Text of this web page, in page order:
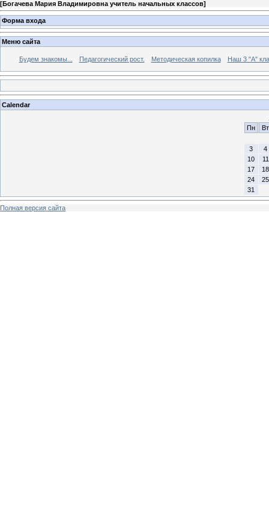
[Богачева Мария Владимировна учитель начальных классов]
Форма входа
Меню сайта
Будем знакомы... Педагогический рост. Методическая копилка Наш 3 "А"
Calendar
Пн
Вт
3
4
10
11
17
18
24
25
31
Полная версия сайта